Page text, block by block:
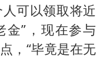
可以领取将近
金”，现在参与
，“毕竟是在无